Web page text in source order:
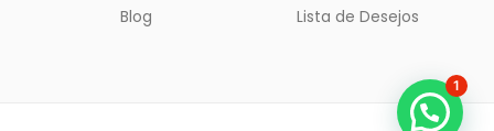
Blog
Lista de Desejos
1